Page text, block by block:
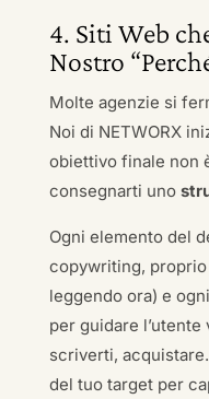
4. Siti Web
Nostro
Molte agenzie si
Noi di NETWORX
obiettivo finale non
consegnarti uno
Ogni elemento del
copywriting,
leggendo ora) e
per guidare l’utente
scriverti,
del tuo target per